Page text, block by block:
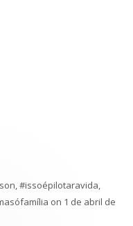
#issoépilotaravida
on 1 de abril de